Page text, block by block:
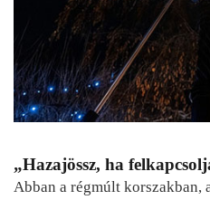
„Hazajössz, ha
Abban a régmúlt korszakban,